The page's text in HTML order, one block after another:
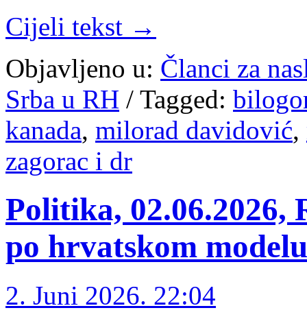
Cijeli tekst →
Objavljeno u: Članci za
Srba u RH / Tagged:
kanada, milorad davidović,
zagorac i dr
Politika, 02.06.2026,
po hrvatskom
2. Juni 2026. 22:04